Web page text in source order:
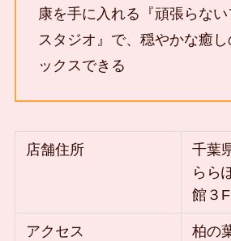
康を手に入れる『頑張らな
スタジオ』で、穏やかな癒し
ックスできる
店舗住所
千葉
らら
館３F
アクセス
柏の